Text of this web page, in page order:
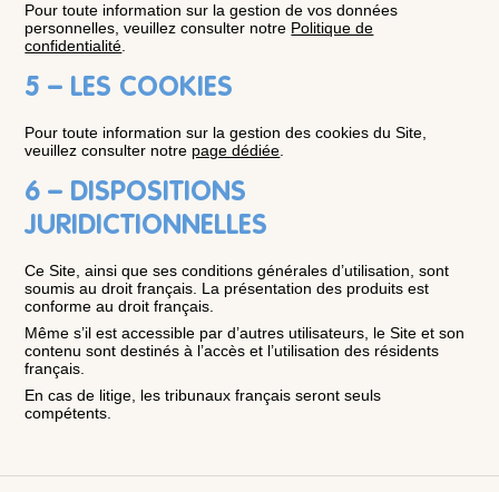
Pour toute information sur la gestion de vos données
personnelles, veuillez consulter notre Politique de
confidentialité
5 – LES COOKIES
Pour toute information sur la gestion des cookies du Site,
veuillez consulter notre page dédiée
6 – DISPOSITIONS
JURIDICTIONNELLES
Ce Site, ainsi que ses conditions générales d’utilisation, sont
soumis au droit français. La présentation des produits est
conforme au droit français.
Même s’il est accessible par d’autres utilisateurs, le Site et son
contenu sont destinés à l’accès et l’utilisation des résidents
français.
En cas de litige, les tribunaux français seront seuls
compétents.